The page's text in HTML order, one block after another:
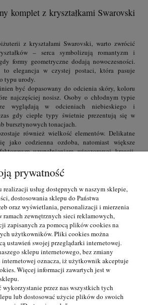
komplet z kryształkami Swarovski
z kryształami Swarovski, warto zwrócić
– serca symbolizują romantyzm i
formy geometryczne dodają nowoczesności.
to elegancja w czystej postaci, która pasuje
typu urody.
być dopasowany do odcienia skóry, koloru
najczęściej nosisz. Osoby o chłodnym typie
wyglądają w odcieniach niebieskiego i
gdy ciepłe typy świetnie prezentują się w
bursztynowych tonacjach.
również wielkość elementów. Delikatne
jako codzienna ozdoba, natomiast większe
uzupełnieniem wieczorowej kreacji.
oprawa.
z kryształkami Swarovski –
dla każdej kobiety
Swarovski Elements to propozycja dla kobiet,
bez względu na okazję. To biżuteria, która
pracy, podczas spotkań towarzyskich, jak i przy
naszą kolekcję i wybierz zestaw, który
każdym momencie.
Informacje
Pomoc
prywatność
usług dostępnych w naszym sklepie,
dostosowania sklepu do Państwa
oraz wyświetlania, personalizacji i mierzenia
ramach zewnętrznych sieci reklamowych,
zapisanych za pomocą plików cookies na
użytkowników. Pliki cookies można
ustawień swojej przeglądarki internetowej.
sklepu internetowego, bez zmiany
oznacza, iż użytkownik akceptuje
Więcej informacji zawartych jest w
wykorzystanie przez nas wszystkich tych
lub dostosować użycie plików do swoich